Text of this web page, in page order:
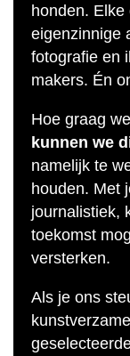
honden.
eigenzinnige
fotografie en
makers. Én
Hoe graag
kunnen we
namelijk te
houden. Met
journalistiek,
toekomst
versterken.
Als je ons